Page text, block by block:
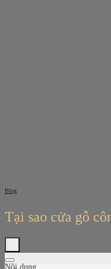
Blog
Tại sao cửa gỗ
Nội dung